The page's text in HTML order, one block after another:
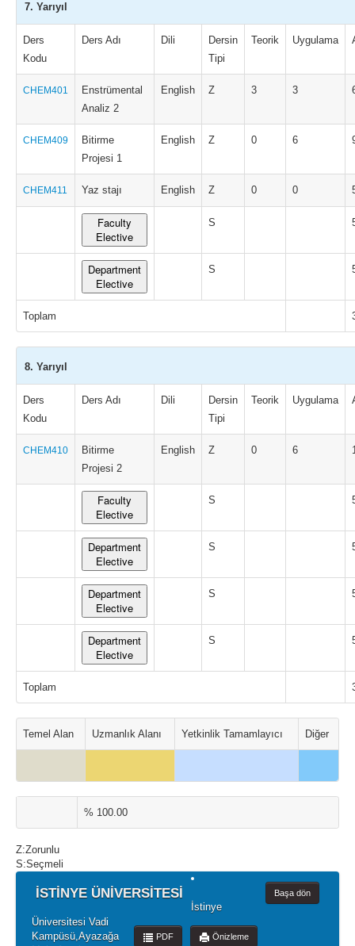
7. Yarıyıl
Ders
Kodu
Ders Adı Dili
Dersin
Tipi
Teorik Uygulama
CHEM401
Enstrümental
Analiz 2
English Z 3 3
CHEM409
Bitirme
Projesi 1
English Z 0 6
CHEM411 Yaz stajı English Z 0 0
Faculty
Elective
S
Department
Elective
S
Toplam
8. Yarıyıl
Ders
Kodu
Ders Adı Dili
Dersin
Tipi
Teorik Uygulama
CHEM410
Bitirme
Projesi 2
English Z 0 6
Faculty
Elective
S
Department
Elective
S
Department
Elective
S
Department
Elective
S
Toplam
Temel Alan Uzmanlık Alanı Yetkinlik Tamamlayıcı Diğer
% 100.00
Z:Zorunlu
S:Seçmeli
İSTİNYE ÜNİVERSİTESİ Başa dön
Önizleme
PDF
İstinye
Üniversitesi Vadi
Kampüsü,Ayazağa